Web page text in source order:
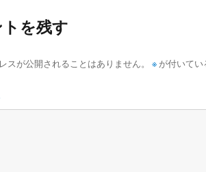
を残す
スが公開されることはありません。 ※ が付いて